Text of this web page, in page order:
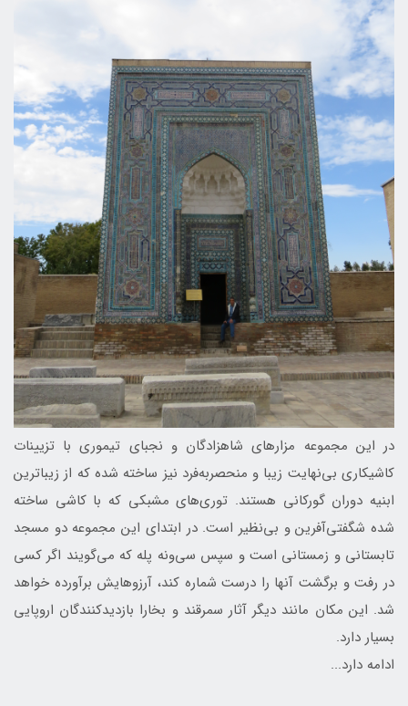
در این مجموعه مزارهای شاهزادگان و نجبای تیموری با تزیینات
کاشیکاری بی‌نهایت زیبا و منحصربه‌فرد نیز ساخته شده که از زیباترین
ابنیه دوران گورکانی هستند. توری‌های مشبکی که با کاشی ساخته
شده شگفتی‌آفرین و بی‌نظیر است. در ابتدای این مجموعه دو مسجد
تابستانی و زمستانی است و سپس سی‌ونه پله که می‌گویند اگر کسی
در رفت و برگشت آنها را درست شماره کند، آرزوهایش برآورده خواهد
شد. این مکان مانند دیگر آثار سمرقند و بخارا بازدیدکنندگان اروپایی
بسیار دارد.
ادامه دارد...